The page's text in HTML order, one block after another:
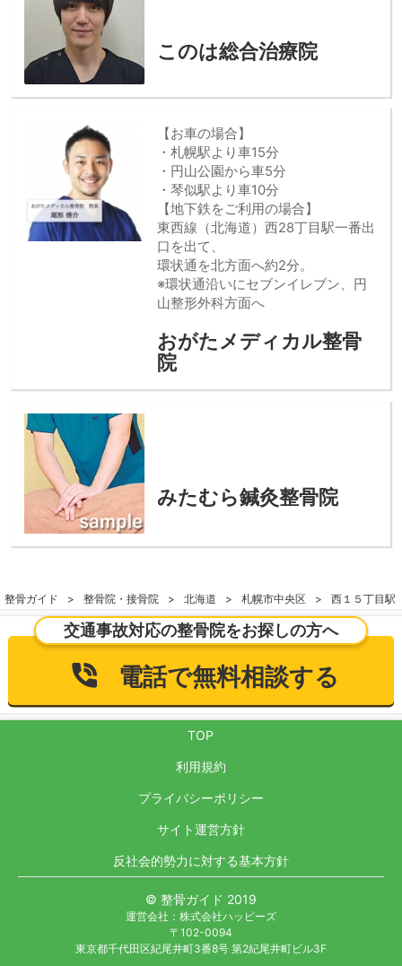
このは総合治療院
【お車の場合】
・札幌駅より車15分
・円山公園から車5分
・琴似駅より車10分
【地下鉄をご利用の場合】
東西線（北海道）西28丁目駅一番出
口を出て、
環状通を北方面へ約2分。
※環状通沿いにセブンイレブン、円
山整形外科方面へ
おがたメディカル整骨
院
みたむら鍼灸整骨院
整骨ガイド 整骨院・接骨院 北海道 札幌市中央区 西１５丁目駅
交通事故対応の整骨院をお探しの方へ
電話で無料相談する
TOP
利用規約
プライバシーポリシー
サイト運営方針
反社会的勢力に対する基本方針
© 整骨ガイド 2019
運営会社：株式会社ハッピーズ
〒102-0094
東京都千代田区紀尾井町3番8号 第2紀尾井町ビル3F